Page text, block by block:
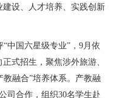
设、人才培养、实践创新
“中国六星级专业”，9月依
式招生，聚焦涉外旅游、
教融合”培养体系。产教融
司合作，组织30名学生赴